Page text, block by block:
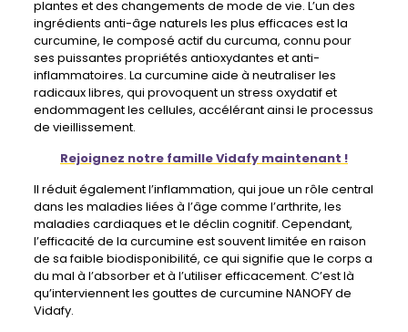
plantes et des changements de mode de vie. L’un des
ingrédients anti-âge naturels les plus efficaces est la
curcumine, le composé actif du curcuma, connu pour
ses puissantes propriétés antioxydantes et anti-
inflammatoires. La curcumine aide à neutraliser les
radicaux libres, qui provoquent un stress oxydatif et
endommagent les cellules, accélérant ainsi le processus
de vieillissement.
Rejoignez notre famille Vidafy maintenant !
Il réduit également l’inflammation, qui joue un rôle central
dans les maladies liées à l’âge comme l’arthrite, les
maladies cardiaques et le déclin cognitif. Cependant,
l’efficacité de la curcumine est souvent limitée en raison
de sa faible biodisponibilité, ce qui signifie que le corps a
du mal à l’absorber et à l’utiliser efficacement. C’est là
qu’interviennent les gouttes de curcumine NANOFY de
Vidafy.